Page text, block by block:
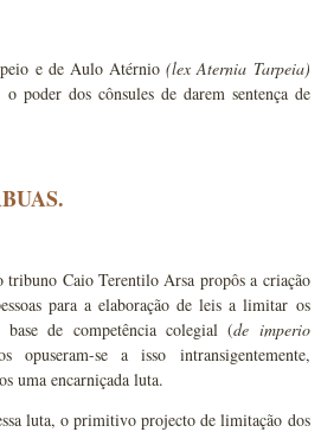
e de Aulo Atérnio(lex Aternia Tarpeia)
poder dos cônsules de darem sentença de
Caio Terentilo Arsa propôs a criação
para a elaboração de leis a limitar os
base de competência colegial (de imperio
se a isso intransigentemente,
uma encarniçada luta.
luta, o primitivo projecto de limitação dos